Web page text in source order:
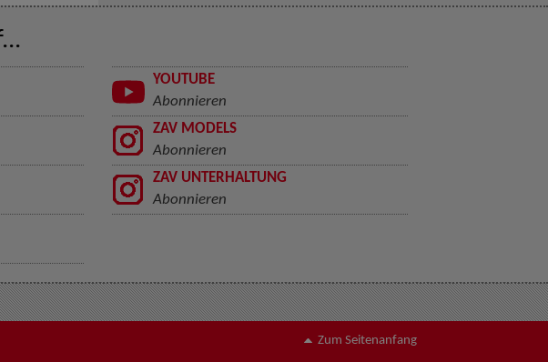
YOUTUBE
Abonnieren
ZAV MODELS
Abonnieren
ZAV UNTERHALTUNG
Abonnieren
Zum Seitenanfang